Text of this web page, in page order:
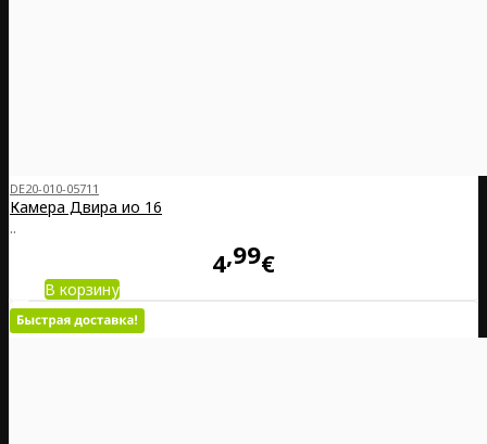
DE20-010-05711
Камера Двира ио 16
..
4 99€
В корзину